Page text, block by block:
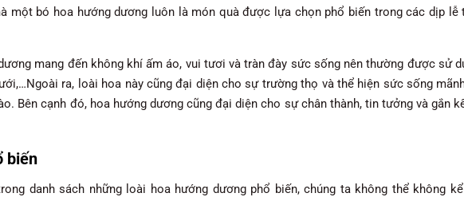
một bó hoa hướng dương luôn là món quà được lựa chọn phổ biến trong các dịp lễ
mang đến không khí ấm áo, vui tươi và tràn đày sức sống nên thường được sử
ra, loài hoa này cũng đại diện cho sự trường thọ và thể hiện sức sống
Bên cạnh đó, hoa hướng dương cũng đại diện cho sự chân thành, tin tưởng và gắn
biến
danh sách những loài hoa hướng dương phổ biến, chúng ta không thể không